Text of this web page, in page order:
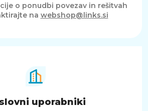
o ponudbi povezav in rešitvah
na webshop@links.si
uporabniki